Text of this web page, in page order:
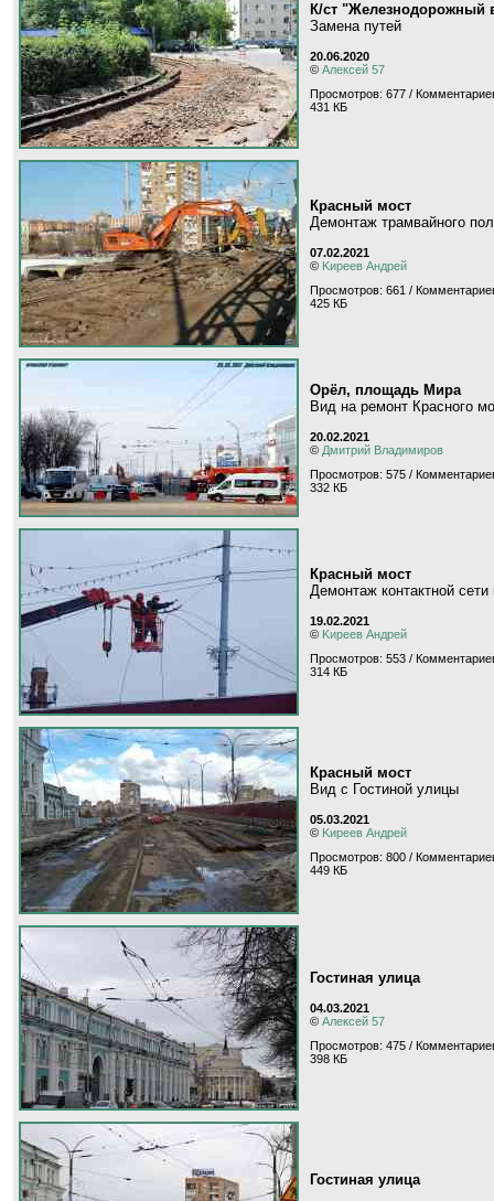
К/ст "Железнодорожный
Замена путей
20.06.2020
© Алексей 57
Просмотров: 677 /
431 КБ
Красный мост
Демонтаж трамвайного
07.02.2021
© Kиpeeв Aндpeй
Просмотров: 661 /
425 КБ
Орёл, площадь Мира
Вид на ремонт Красного
20.02.2021
© Дмитрий Владимиров
Просмотров: 575 /
332 КБ
Красный мост
Демонтаж контактной
19.02.2021
© Kиpeeв Aндpeй
Просмотров: 553 /
314 КБ
Красный мост
Вид с Гостиной улицы
05.03.2021
© Kиpeeв Aндpeй
Просмотров: 800 /
449 КБ
Гостиная улица
04.03.2021
© Алексей 57
Просмотров: 475 /
398 КБ
Гостиная улица